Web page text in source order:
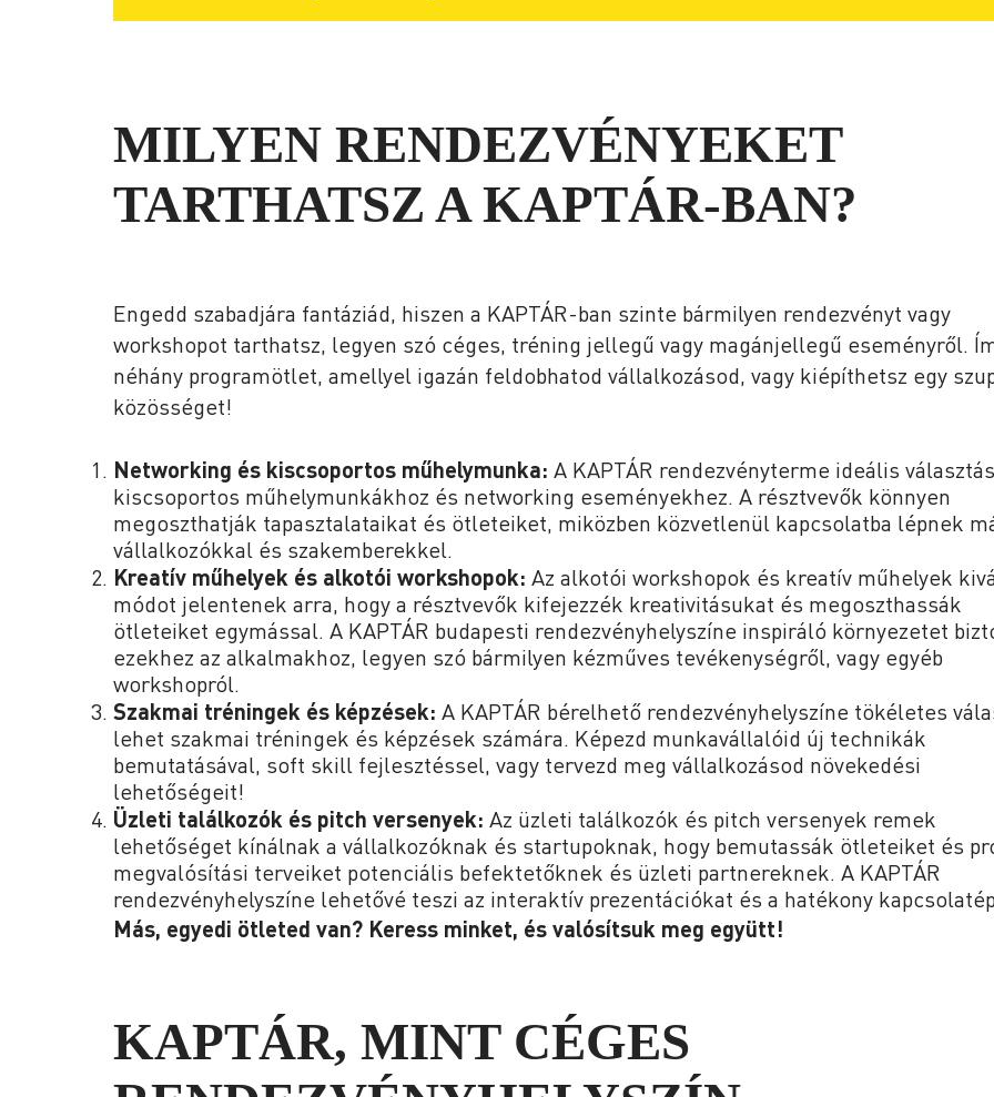
MILYEN RENDEZVÉNYEKET
TARTHATSZ A KAPTÁR-BAN?
Engedd szabadjára fantáziád, hiszen a KAPTÁR-ban szinte bármilyen rendezvényt vagy
workshopot tarthatsz, legyen szó céges, tréning jellegű vagy magánjellegű eseményről.
néhány programötlet, amellyel igazán feldobhatod vállalkozásod, vagy kiépíthetsz egy
közösséget!
Networking és kiscsoportos műhelymunka: A KAPTÁR rendezvényterme ideális
kiscsoportos műhelymunkákhoz és networking eseményekhez. A résztvevők könnyen
megoszthatják tapasztalataikat és ötleteiket, miközben közvetlenül kapcsolatba lépnek
vállalkozókkal és szakemberekkel.
Kreatív műhelyek és alkotói workshopok: Az alkotói workshopok és kreatív műhelyek
módot jelentenek arra, hogy a résztvevők kifejezzék kreativitásukat és megoszthassák
ötleteiket egymással. A KAPTÁR budapesti rendezvényhelyszíne inspiráló környezetet
ezekhez az alkalmakhoz, legyen szó bármilyen kézműves tevékenységről, vagy egyéb
workshopról.
Szakmai tréningek és képzések: A KAPTÁR bérelhető rendezvényhelyszíne tökéletes
lehet szakmai tréningek és képzések számára. Képezd munkavállalóid új technikák
bemutatásával, soft skill fejlesztéssel, vagy tervezd meg vállalkozásod növekedési
lehetőségeit!
Üzleti találkozók és pitch versenyek: Az üzleti találkozók és pitch versenyek remek
lehetőséget kínálnak a vállalkozóknak és startupoknak, hogy bemutassák ötleteiket és
megvalósítási terveiket potenciális befektetőknek és üzleti partnereknek. A KAPTÁR
rendezvényhelyszíne lehetővé teszi az interaktív prezentációkat és a hatékony
Más, egyedi ötleted van? Keress minket, és valósítsuk meg együtt!
KAPTÁR, MINT CÉGES